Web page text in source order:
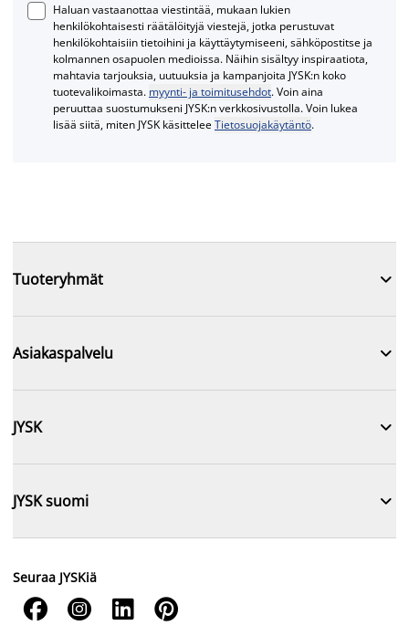
Haluan vastaanottaa viestintää, mukaan lukien
henkilökohtaisesti räätälöityjä viestejä, jotka perustuvat
henkilökohtaisiin tietoihini ja käyttäytymiseeni, sähköpostitse ja
kolmannen osapuolen medioissa. Näihin sisältyy inspiraatiota,
mahtavia tarjouksia, uutuuksia ja kampanjoita JYSK:n koko
tuotevalikoimasta. myynti- ja toimitusehdot. Voin aina
peruuttaa suostumukseni JYSK:n verkkosivustolla. Voin lukea
lisää siitä, miten JYSK käsitteleeTietosuojakäytäntö.
Tuoteryhmät 
Asiakaspalvelu 
JYSK 
JYSK suomi 
Seuraa JYSKiä
   